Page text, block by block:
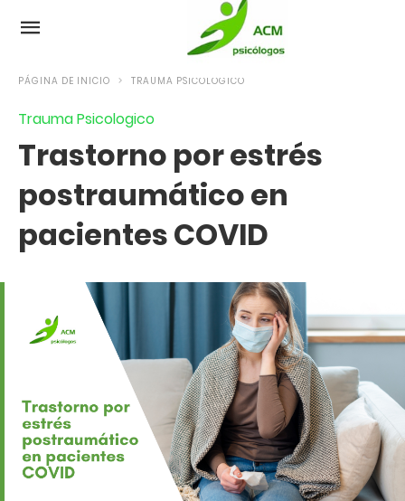
PÁGINA DE INICIO TRAUMA PSICOLOGICO
Trauma Psicologico
Trastorno por estrés
postraumático en
pacientes COVID